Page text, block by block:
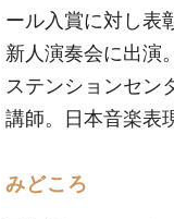
ール入賞に対し表
新人演奏会に出演
ステンションセン
講師。日本音楽表
みどころ